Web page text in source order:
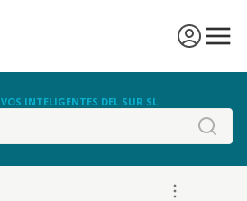
INTELIGENTES DEL SUR SL